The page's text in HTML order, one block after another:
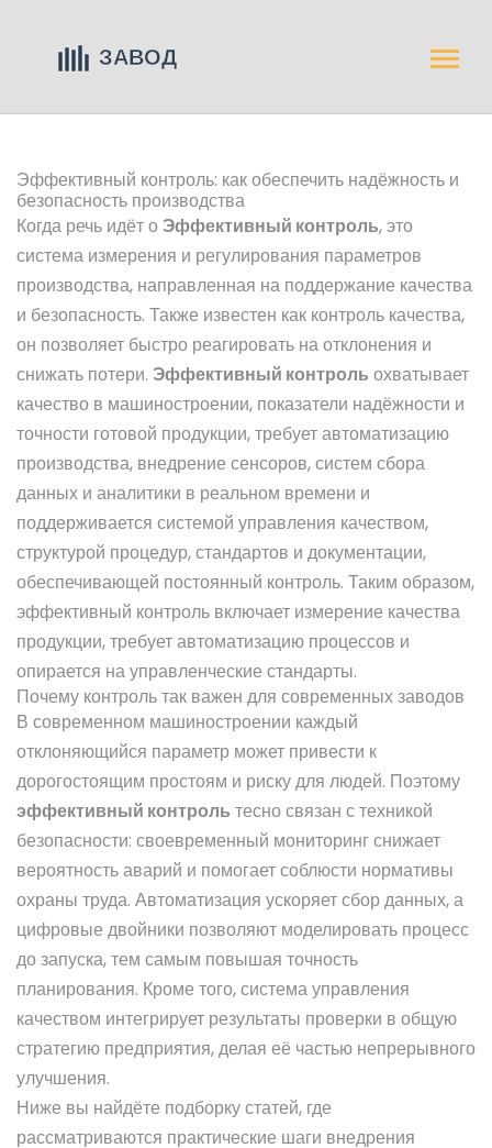
Эффективный контроль: как обеспечить надёжность и
безопасность производства
Когда речь идёт оЭффективный контроль,это
система измерения и регулирования параметров
производства, направленная на поддержание качества
и безопасность. Также известен как контроль качества,
он позволяет быстро реагировать на отклонения и
снижать потери. Эффективный контроль охватывает
качество в машиностроении, показатели надёжности и
точности готовой продукции, требуетавтоматизацию
производства, внедрение сенсоров, систем сбора
данных и аналитики в реальном времени и
поддерживается системой управления качеством,
структурой процедур, стандартов и документации,
обеспечивающей постоянный контроль. Таким образом,
эффективный контроль включает измерение качества
продукции, требует автоматизацию процессов и
опирается на управленческие стандарты.
Почему контроль так важен для современных заводов
В современном машиностроении каждый
отклоняющийся параметр может привести к
дорогостоящим простоям и риску для людей. Поэтому
эффективный контроль тесно связан с техникой
безопасности: своевременный мониторинг снижает
вероятность аварий и помогает соблюсти нормативы
охраны труда. Автоматизация ускоряет сбор данных, а
цифровые двойники позволяют моделировать процесс
до запуска, тем самым повышая точность
планирования. Кроме того, система управления
качеством интегрирует результаты проверки в общую
стратегию предприятия, делая её частью непрерывного
улучшения.
Ниже вы найдёте подборку статей, где
рассматриваются практические шаги внедрения